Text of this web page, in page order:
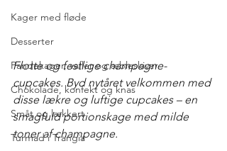
Kager med fløde
Desserter
Pandekager, vafler og æbleskiver
Chokolade, konfekt og knas
Småt og lækkert
Turmad i Trangia
Flotte og festlige champagne-
cupcakes. Byd nytåret velkommen med
disse lækre og luftige cupcakes – en
smagfuld portionskage med milde
toner af champagne.